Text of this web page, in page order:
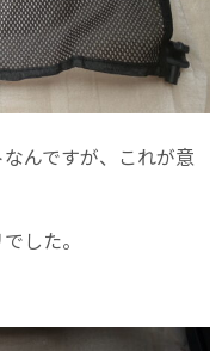
んですが、これが意
した。